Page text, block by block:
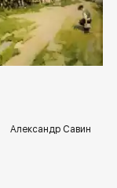
rakovgallery.ru
Александр Савин